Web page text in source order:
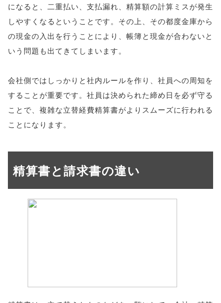
になると、二重払い、支払漏れ、精算額の計算ミスが発生
しやすくなるということです。その上、その都度金庫から
の現金の入出を行うことにより、帳簿と現金が合わないと
いう問題も出てきてしまいます。
会社側ではしっかりと社内ルールを作り、社員への周知を
することが重要です。社員は決められた締め日を必ず守る
ことで、複雑な立替経費精算書がよりスムーズに行われる
ことになります。
精算書と請求書の違い